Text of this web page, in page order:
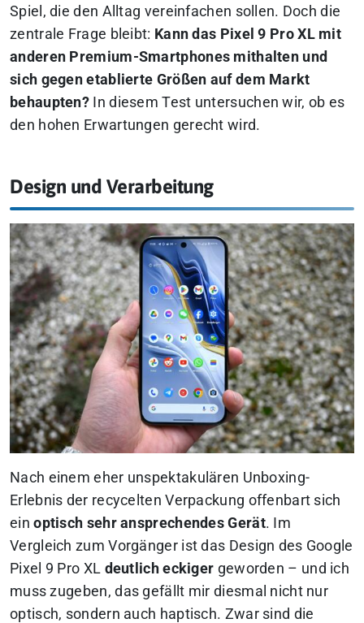
Spiel, die den Alltag vereinfachen sollen. Doch die
zentrale Frage bleibt: Kann das Pixel 9 Pro XL mit
anderen Premium-Smartphones mithalten und
sich gegen etablierte Größen auf dem Markt
behaupten? In diesem Test untersuchen wir, ob es
den hohen Erwartungen gerecht wird.
Design und Verarbeitung
Nach einem eher unspektakulären Unboxing-
Erlebnis der recycelten Verpackung offenbart sich
einoptisch sehr ansprechendes Gerät. Im
Vergleich zum Vorgänger ist das Design des Google
Pixel 9 Pro XL deutlich eckiger geworden – und ich
muss zugeben, das gefällt mir diesmal nicht nur
optisch, sondern auch haptisch. Zwar sind die